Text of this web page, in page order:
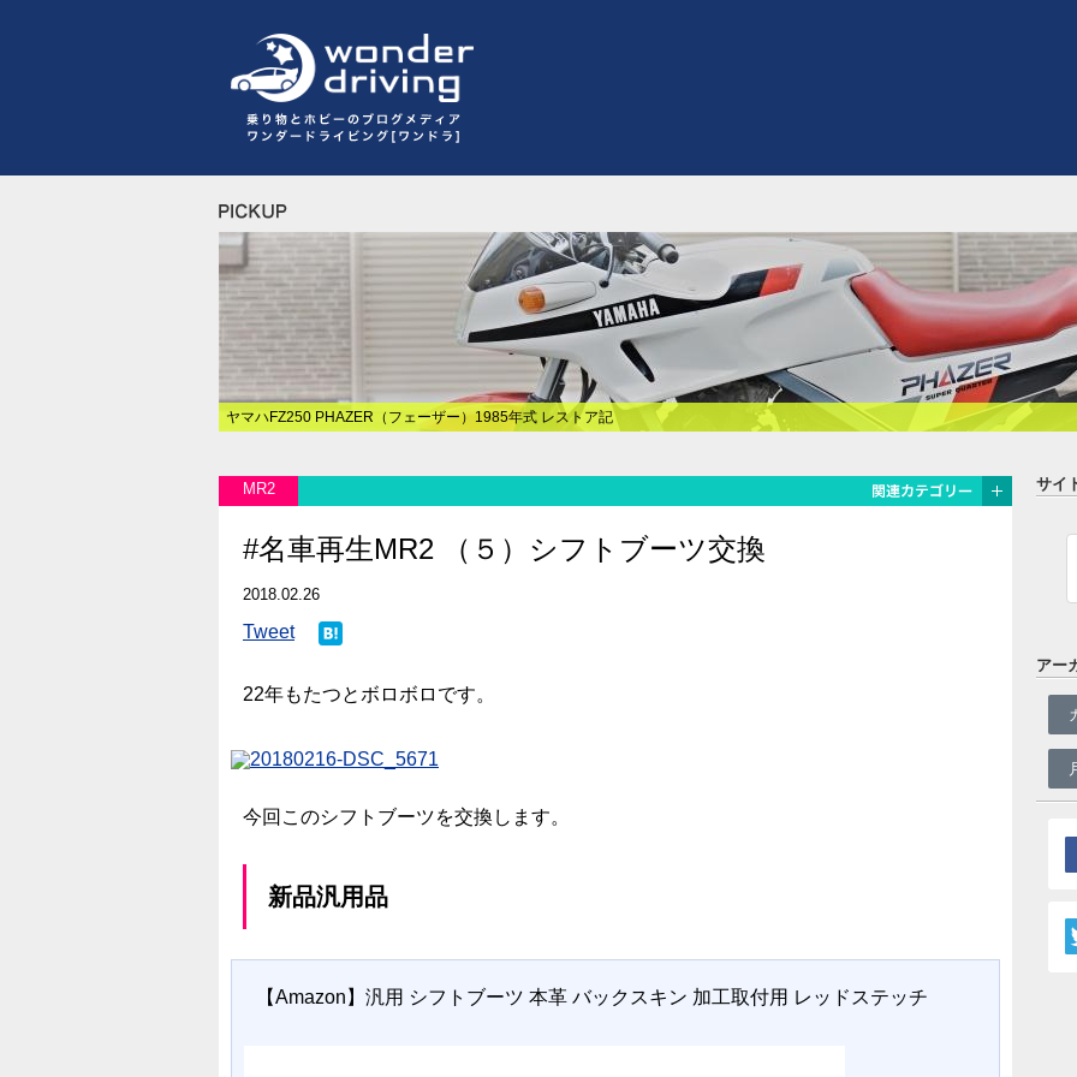
ヤマハFZ250 PHAZER（フェーザー）1985年式 レストア記
MR2
#名車再生MR2 （５）シフトブーツ交換
2018.02.26
Tweet
22年もたつとボロボロです。
今回このシフトブーツを交換します。
新品汎用品
【Amazon】汎用 シフトブーツ 本革 バックスキン 加工取付用 レッドステッチ
サイ
アー